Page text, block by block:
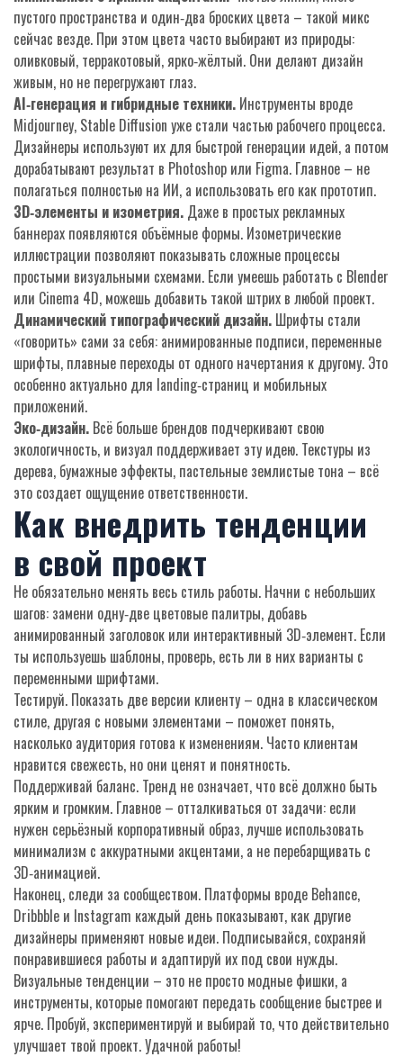
пустого пространства и один‑два броских цвета – такой микс
сейчас везде. При этом цвета часто выбирают из природы:
оливковый, терракотовый, ярко‑жёлтый. Они делают дизайн
живым, но не перегружают глаз.
AI‑генерация и гибридные техники. Инструменты вроде
Midjourney, Stable Diffusion уже стали частью рабочего процесса.
Дизайнеры используют их для быстрой генерации идей, а потом
дорабатывают результат в Photoshop или Figma. Главное – не
полагаться полностью на ИИ, а использовать его как прототип.
3D‑элементы и изометрия. Даже в простых рекламных
баннерах появляются объёмные формы. Изометрические
иллюстрации позволяют показывать сложные процессы
простыми визуальными схемами. Если умеешь работать с Blender
или Cinema 4D, можешь добавить такой штрих в любой проект.
Динамический типографический дизайн. Шрифты стали
«говорить» сами за себя: анимированные подписи, переменные
шрифты, плавные переходы от одного начертания к другому. Это
особенно актуально для landing‑страниц и мобильных
приложений.
Эко‑дизайн. Всё больше брендов подчеркивают свою
экологичность, и визуал поддерживает эту идею. Текстуры из
дерева, бумажные эффекты, пастельные землистые тона – всё
это создает ощущение ответственности.
Как внедрить тенденции
в свой проект
Не обязательно менять весь стиль работы. Начни с небольших
шагов: замени одну‑две цветовые палитры, добавь
анимированный заголовок или интерактивный 3D‑элемент. Если
ты используешь шаблоны, проверь, есть ли в них варианты с
переменными шрифтами.
Тестируй. Показать две версии клиенту – одна в классическом
стиле, другая с новыми элементами – поможет понять,
насколько аудитория готова к изменениям. Часто клиентам
нравится свежесть, но они ценят и понятность.
Поддерживай баланс. Тренд не означает, что всё должно быть
ярким и громким. Главное – отталкиваться от задачи: если
нужен серьёзный корпоративный образ, лучше использовать
минимализм с аккуратными акцентами, а не перебарщивать с
3D‑анимацией.
Наконец, следи за сообществом. Платформы вроде Behance,
Dribbble и Instagram каждый день показывают, как другие
дизайнеры применяют новые идеи. Подписывайся, сохраняй
понравившиеся работы и адаптируй их под свои нужды.
Визуальные тенденции – это не просто модные фишки, а
инструменты, которые помогают передать сообщение быстрее и
ярче. Пробуй, экспериментируй и выбирай то, что действительно
улучшает твой проект. Удачной работы!